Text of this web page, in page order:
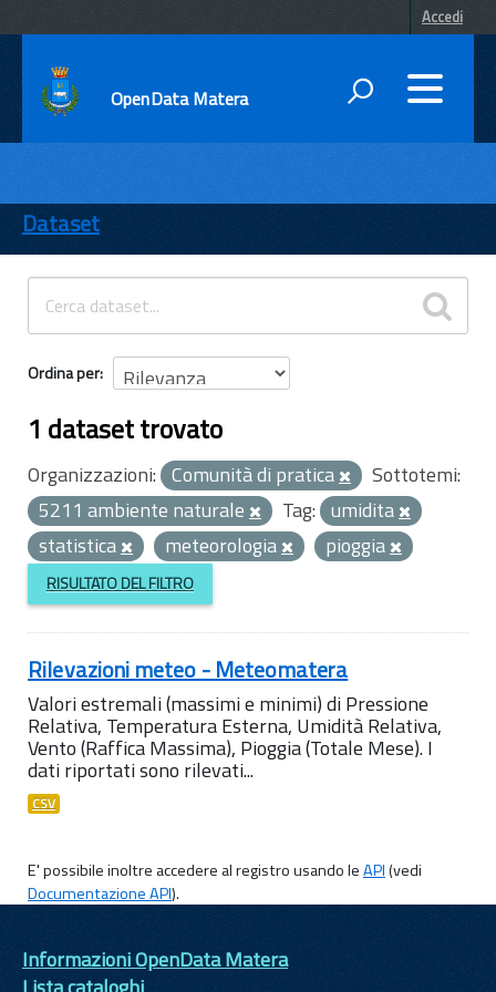
Accedi
OpenData Matera
ENTI
TEMI
INFORMAZIONI
Dataset
Ordina per
1 dataset trovato
Organizzazioni: Comunità di pratica
Sottotemi:
5211 ambiente naturale
Tag: umidita
statistica
meteorologia pioggia
RISULTATO DEL FILTRO
Rilevazioni meteo - Meteomatera
Valori estremali (massimi e minimi) di Pressione
Relativa, Temperatura Esterna, Umidità Relativa,
Vento (Raffica Massima), Pioggia (Totale Mese). I
dati riportati sono rilevati...
CSV
E' possibile inoltre accedere al registro usando leAPI(vedi
Documentazione API).
Informazioni OpenData Matera